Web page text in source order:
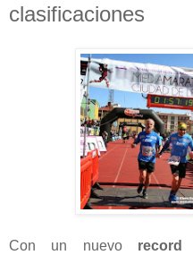
clasificaciones
Con un nuevo